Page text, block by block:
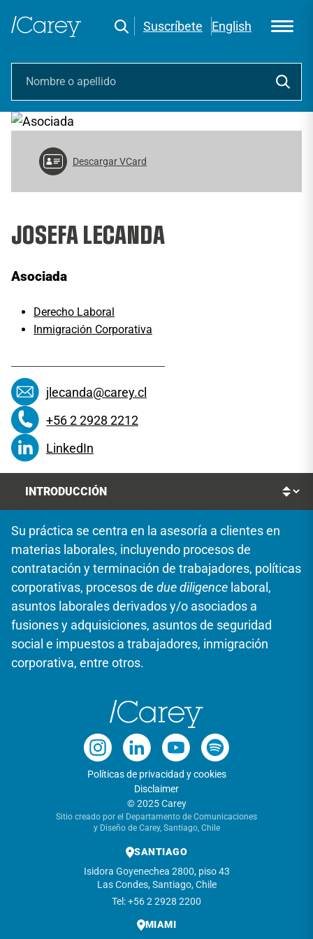
Suscríbete English
Descargar VCard
JOSEFA LECANDA
Asociada
Derecho Laboral
Inmigración Corporativa
jlecanda@carey.cl
+56 2 2928 2212
LinkedIn
Su práctica se centra en la asesoría a clientes en
materias laborales, incluyendo procesos de
contratación y terminación de trabajadores, políticas
corporativas, procesos de due diligence laboral,
asuntos laborales derivados y/o asociados a
fusiones y adquisiciones, asuntos de seguridad
social e impuestos a trabajadores, inmigración
corporativa, entre otros.
Políticas de privacidad y cookies
Disclaimer
© 2025 Carey
Sitio creado por el Departamento de Comunicaciones
y Diseño de Carey, Santiago, Chile
SANTIAGO
Isidora Goyenechea 2800, piso 43
Las Condes, Santiago, Chile
Tel: +56 2 2928 2200
MIAMI